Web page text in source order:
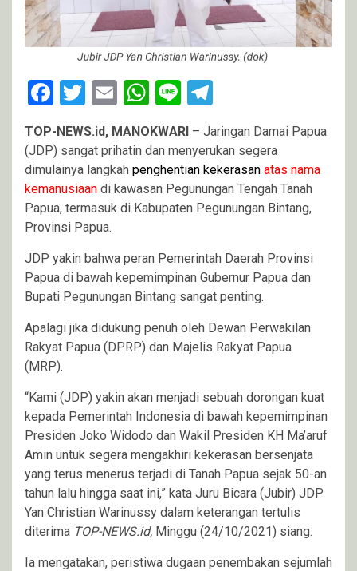
Facebook
Twitter
EmailWhatsApp
Line
TOP-NEWS.id, MANOKWARI – Jaringan Damai Papua
(JDP) sangat prihatin dan menyerukan segera
dimulainya langkah penghentian kekerasan atas nama
kemanusiaan di kawasan Pegunungan Tengah Tanah
Papua, termasuk di Kabupaten Pegunungan Bintang,
Provinsi Papua.
JDP yakin bahwa peran Pemerintah Daerah Provinsi
Papua di bawah kepemimpinan Gubernur Papua dan
Bupati Pegunungan Bintang sangat penting.
Apalagi jika didukung penuh oleh Dewan Perwakilan
Rakyat Papua (DPRP) dan Majelis Rakyat Papua
(MRP).
“Kami (JDP) yakin akan menjadi sebuah dorongan kuat
kepada Pemerintah Indonesia di bawah kepemimpinan
Presiden Joko Widodo dan Wakil Presiden KH Ma’aruf
Amin untuk segera mengakhiri kekerasan bersenjata
yang terus menerus terjadi di Tanah Papua sejak 50-an
tahun lalu hingga saat ini,” kata Juru Bicara (Jubir) JDP
Yan Christian Warinussy dalam keterangan tertulis
diterima TOP-NEWS.id, Minggu (24/10/2021) siang.
Ia mengatakan, peristiwa dugaan penembakan sejumlah